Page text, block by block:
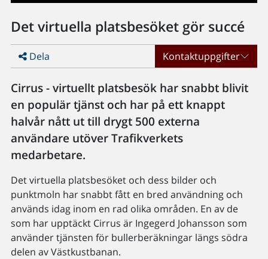
Det virtuella platsbesöket gör succé
Dela Kontaktuppgifter
Cirrus - virtuellt platsbesök har snabbt blivit
en populär tjänst och har på ett knappt
halvår nått ut till drygt 500 externa
användare utöver Trafikverkets
medarbetare.
Det virtuella platsbesöket och dess bilder och
punktmoln har snabbt fått en bred användning och
används idag inom en rad olika områden. En av de
som har upptäckt Cirrus är Ingegerd Johansson som
använder tjänsten för bullerberäkningar längs södra
delen av Västkustbanan.